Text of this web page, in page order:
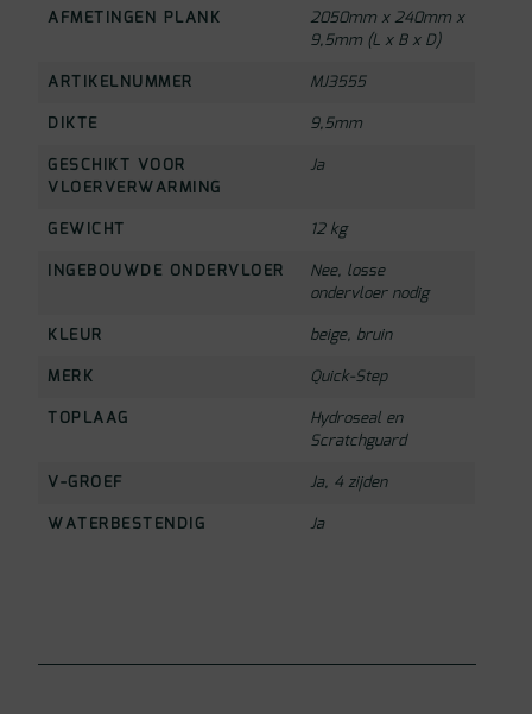
AFMETINGEN PLANK
2050mm x 240mm x
9,5mm (L x B x D)
ARTIKELNUMMER
MJ3555
DIKTE
9,5mm
GESCHIKT VOOR
VLOERVERWARMING
Ja
GEWICHT
12 kg
INGEBOUWDE ONDERVLOER
Nee, losse
ondervloer nodig
KLEUR
beige, bruin
MERK
Quick-Step
TOPLAAG
Hydroseal en
Scratchguard
V-GROEF
Ja, 4 zijden
WATERBESTENDIG
Ja